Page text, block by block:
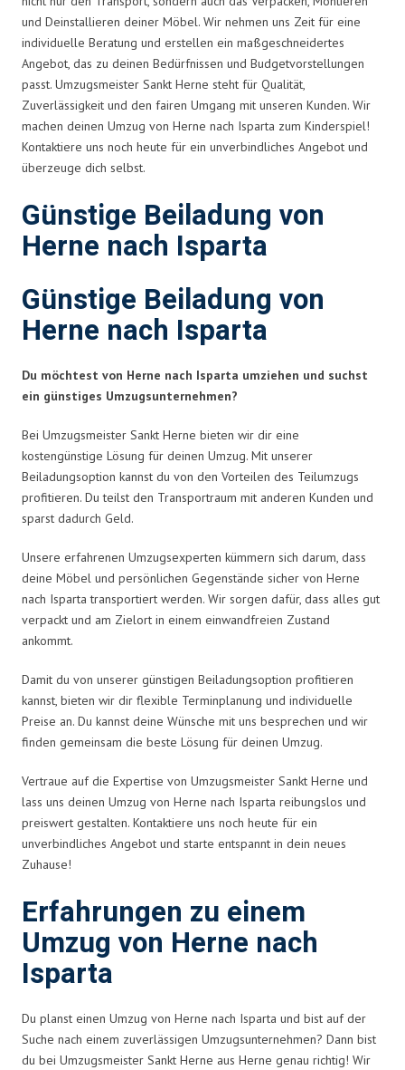
und Deinstallieren deiner Möbel. Wir nehmen uns Zeit für eine
individuelle Beratung und erstellen ein maßgeschneidertes
Angebot, das zu deinen Bedürfnissen und Budgetvorstellungen
passt. Umzugsmeister Sankt Herne steht für Qualität,
Zuverlässigkeit und den fairen Umgang mit unseren Kunden. Wir
machen deinen Umzug von Herne nach Isparta zum Kinderspiel!
Kontaktiere uns noch heute für ein unverbindliches Angebot und
überzeuge dich selbst.
Günstige Beiladung von
Herne nach Isparta
Günstige Beiladung von
Herne nach Isparta
Du möchtest von Herne nach Isparta umziehen und suchst
ein günstiges Umzugsunternehmen?
Bei Umzugsmeister Sankt Herne bieten wir dir eine
kostengünstige Lösung für deinen Umzug. Mit unserer
Beiladungsoption kannst du von den Vorteilen des Teilumzugs
profitieren. Du teilst den Transportraum mit anderen Kunden und
sparst dadurch Geld.
Unsere erfahrenen Umzugsexperten kümmern sich darum, dass
deine Möbel und persönlichen Gegenstände sicher von Herne
nach Isparta transportiert werden. Wir sorgen dafür, dass alles gut
verpackt und am Zielort in einem einwandfreien Zustand
ankommt.
Damit du von unserer günstigen Beiladungsoption profitieren
kannst, bieten wir dir flexible Terminplanung und individuelle
Preise an. Du kannst deine Wünsche mit uns besprechen und wir
finden gemeinsam die beste Lösung für deinen Umzug.
Vertraue auf die Expertise von Umzugsmeister Sankt Herne und
lass uns deinen Umzug von Herne nach Isparta reibungslos und
preiswert gestalten. Kontaktiere uns noch heute für ein
unverbindliches Angebot und starte entspannt in dein neues
Zuhause!
Erfahrungen zu einem
Umzug von Herne nach
Isparta
Du planst einen Umzug von Herne nach Isparta und bist auf der
Suche nach einem zuverlässigen Umzugsunternehmen? Dann bist
du bei Umzugsmeister Sankt Herne aus Herne genau richtig! Wir